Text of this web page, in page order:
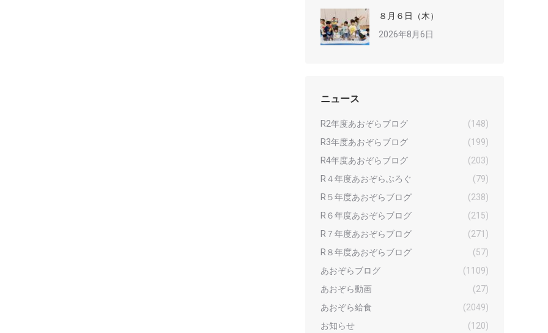
８月６日（木）
2026年8月6日
ニュース
R2年度あおぞらブログ
(148)
R3年度あおぞらブログ
(199)
R4年度あおぞらブログ
(203)
R４年度あおぞらぶろぐ
(79)
R５年度あおぞらブログ
(238)
R６年度あおぞらブログ
(215)
R７年度あおぞらブログ
(271)
R８年度あおぞらブログ
(57)
あおぞらブログ
(1109)
あおぞら動画
(27)
あおぞら給食
(2049)
お知らせ
(120)